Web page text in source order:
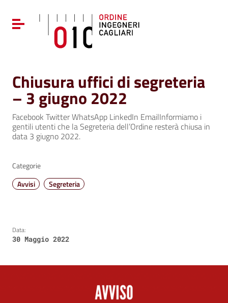
Vai al menu di navigazione
Vai al footer
Attiva / disattiva la navigazione
Chiusura uffici di segreteria
– 3 giugno 2022
Facebook Twitter WhatsApp LinkedIn EmailInformiamo i
gentili utenti che la Segreteria dell’Ordine resterà chiusa in
data 3 giugno 2022.
Categorie
Avvisi
Segreteria
Data:
30 Maggio 2022